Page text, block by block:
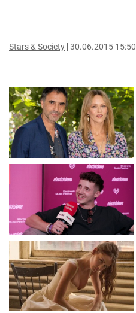
Stars & Society 30.06.2015 15:50